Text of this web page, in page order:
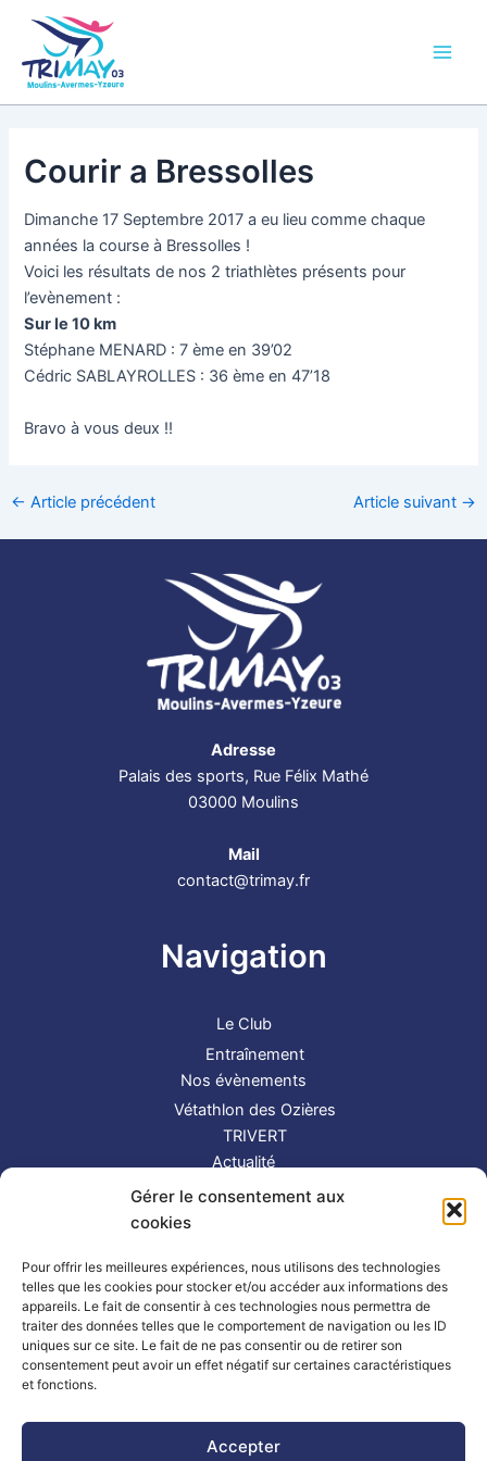
Gérer le consentement aux
cookies
Pour offrir les meilleures expériences, nous utilisons des technologies
telles que les cookies pour stocker et/ou accéder aux informations des
appareils. Le fait de consentir à ces technologies nous permettra de
traiter des données telles que le comportement de navigation ou les ID
uniques sur ce site. Le fait de ne pas consentir ou de retirer son
consentement peut avoir un effet négatif sur certaines caractéristiques
et fonctions.
Accepter
contenu
Courir a Bressolles
Dimanche 17 Septembre 2017 a eu lieu comme chaque
années la course à Bressolles !
Voici les résultats de nos 2 triathlètes présents pour
l’evènement :
Sur le 10 km
Stéphane MENARD : 7 ème en 39’02
Cédric SABLAYROLLES : 36 ème en 47’18
Bravo à vous deux !!
← Article précédent Article suivant →
Adresse
Palais des sports, Rue Félix Mathé
03000 Moulins
Mail
contact@trimay.fr
Navigation
Le Club
Entraînement
Nos évènements
Vétathlon des Ozières
TRIVERT
Actualité
Contact
Suivez-nous !